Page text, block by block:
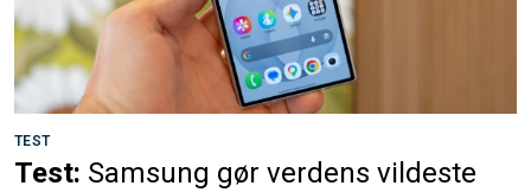
TEST
Test: Samsung gør verdens vildeste